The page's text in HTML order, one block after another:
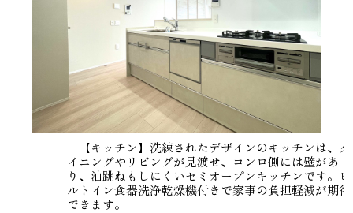
【キッチン】洗練されたデザインのキッチンは、ダ
イニングやリビングが見渡せ、コンロ側には壁があ
り、油跳ねもしにくいセミオープンキッチンです。ビ
ルトイン食器洗浄乾燥機付きで家事の負担軽減が期待
できます。